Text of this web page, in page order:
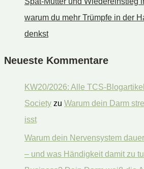
warum du mehr Trümpfe in der
denkst
Neueste Kommentare
KW20/2026: Alle TCS-
Society zu Warum dein Darm
isst
Warum dein Nervensystem
– und was Händigkeit damit zu